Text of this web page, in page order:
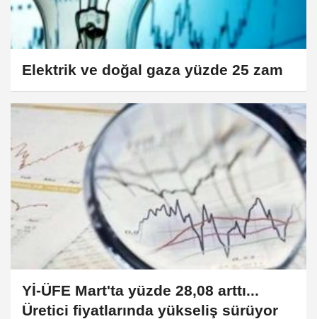
Elektrik ve doğal gaza yüzde 25 zam
Yİ-ÜFE Mart'ta yüzde 28,08 arttı...
Üretici fiyatlarında yükseliş sürüyor